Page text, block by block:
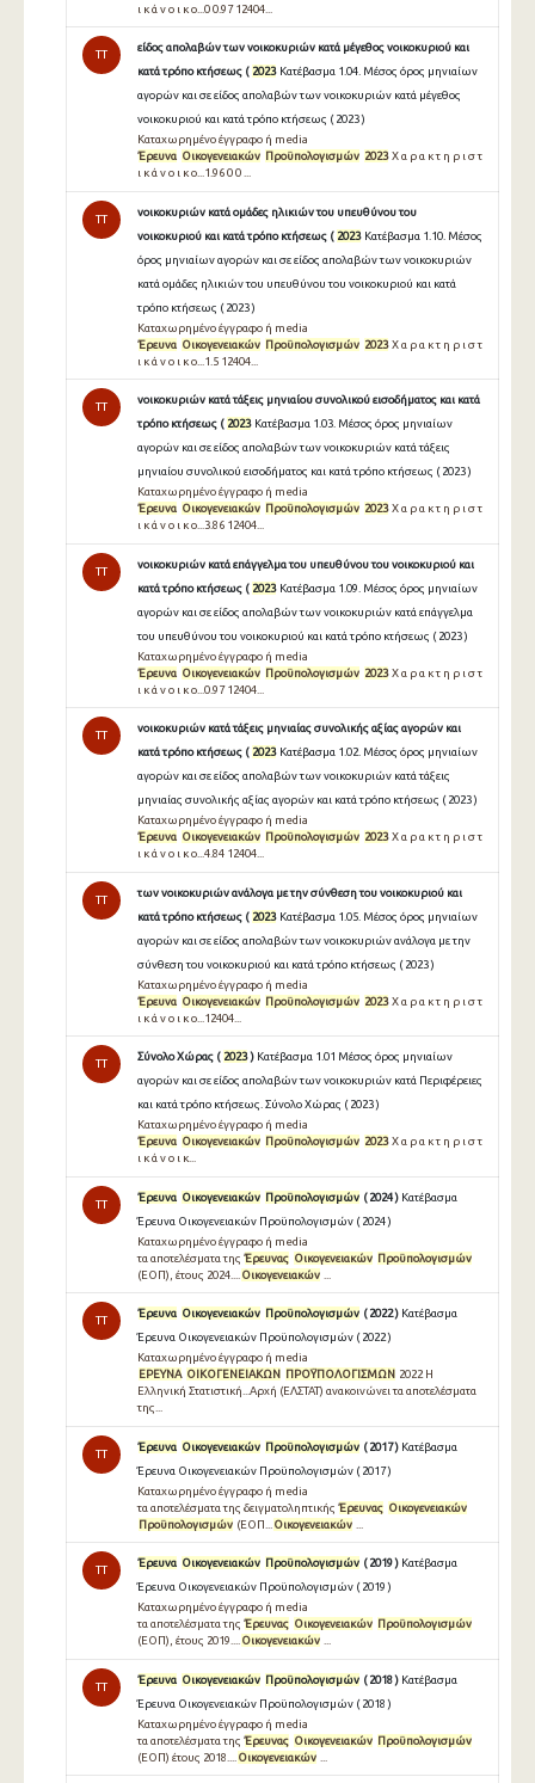
ι κ ά ν ο ι κ ο...0 0.97 12404...
TT
είδος απολαβών των νοικοκυριών κατά μέγεθος νοικοκυριού και
κατά τρόπο κτήσεως ( 2023 Κατέβασμα 1.04. Μέσος όρος μηνιαίων
αγορών και σε είδος απολαβών των νοικοκυριών κατά μέγεθος
νοικοκυριού και κατά τρόπο κτήσεως ( 2023 )
Καταχωρημένο έγγραφο ή media
Έρευνα Οικογενειακών Προϋπολογισμών 2023Χ α ρ α κ τ η ρ ι σ τ
ι κ ά ν ο ι κ ο...1.96 0 0 ...
TT
νοικοκυριών κατά ομάδες ηλικιών του υπευθύνου του
νοικοκυριού και κατά τρόπο κτήσεως ( 2023 Κατέβασμα 1.10. Μέσος
όρος μηνιαίων αγορών και σε είδος απολαβών των νοικοκυριών
κατά ομάδες ηλικιών του υπευθύνου του νοικοκυριού και κατά
τρόπο κτήσεως ( 2023 )
Καταχωρημένο έγγραφο ή media
Έρευνα Οικογενειακών Προϋπολογισμών 2023Χ α ρ α κ τ η ρ ι σ τ
ι κ ά ν ο ι κ ο...1.5 12404...
TT
νοικοκυριών κατά τάξεις μηνιαίου συνολικού εισοδήματος και κατά
τρόπο κτήσεως ( 2023 Κατέβασμα 1.03. Μέσος όρος μηνιαίων
αγορών και σε είδος απολαβών των νοικοκυριών κατά τάξεις
μηνιαίου συνολικού εισοδήματος και κατά τρόπο κτήσεως ( 2023 )
Καταχωρημένο έγγραφο ή media
Έρευνα Οικογενειακών Προϋπολογισμών 2023Χ α ρ α κ τ η ρ ι σ τ
ι κ ά ν ο ι κ ο...3.86 12404...
TT
νοικοκυριών κατά επάγγελμα του υπευθύνου του νοικοκυριού και
κατά τρόπο κτήσεως ( 2023 Κατέβασμα 1.09. Μέσος όρος μηνιαίων
αγορών και σε είδος απολαβών των νοικοκυριών κατά επάγγελμα
του υπευθύνου του νοικοκυριού και κατά τρόπο κτήσεως ( 2023 )
Καταχωρημένο έγγραφο ή media
Έρευνα Οικογενειακών Προϋπολογισμών 2023Χ α ρ α κ τ η ρ ι σ τ
ι κ ά ν ο ι κ ο...0.97 12404...
TT
νοικοκυριών κατά τάξεις μηνιαίας συνολικής αξίας αγορών και
κατά τρόπο κτήσεως ( 2023 Κατέβασμα 1.02. Μέσος όρος μηνιαίων
αγορών και σε είδος απολαβών των νοικοκυριών κατά τάξεις
μηνιαίας συνολικής αξίας αγορών και κατά τρόπο κτήσεως ( 2023 )
Καταχωρημένο έγγραφο ή media
Έρευνα Οικογενειακών Προϋπολογισμών 2023Χ α ρ α κ τ η ρ ι σ τ
ι κ ά ν ο ι κ ο...4.84 12404...
TT
των νοικοκυριών ανάλογα με την σύνθεση του νοικοκυριού και
κατά τρόπο κτήσεως ( 2023 Κατέβασμα 1.05. Μέσος όρος μηνιαίων
αγορών και σε είδος απολαβών των νοικοκυριών ανάλογα με την
σύνθεση του νοικοκυριού και κατά τρόπο κτήσεως ( 2023 )
Καταχωρημένο έγγραφο ή media
Έρευνα Οικογενειακών Προϋπολογισμών 2023Χ α ρ α κ τ η ρ ι σ τ
ι κ ά ν ο ι κ ο...12404...
TT
Σύνολο Χώρας ( 2023) Κατέβασμα 1.01 Μέσος όρος μηνιαίων
αγορών και σε είδος απολαβών των νοικοκυριών κατά Περιφέρειες
και κατά τρόπο κτήσεως. Σύνολο Χώρας ( 2023 )
Καταχωρημένο έγγραφο ή media
Έρευνα Οικογενειακών Προϋπολογισμών 2023Χ α ρ α κ τ η ρ ι σ τ
ι κ ά ν ο ι κ...
TT
Έρευνα Οικογενειακών Προϋπολογισμών ( 2024 ) Κατέβασμα
Έρευνα Οικογενειακών Προϋπολογισμών ( 2024 )
Καταχωρημένο έγγραφο ή media
τα αποτελέσματα της Έρευνας Οικογενειακών Προϋπολογισμών
(ΕΟΠ), έτους 2024....
Οικογενειακών
TT
Έρευνα Οικογενειακών Προϋπολογισμών ( 2022 ) Κατέβασμα
Έρευνα Οικογενειακών Προϋπολογισμών ( 2022 )
Καταχωρημένο έγγραφο ή media
ΕΡΕΥΝΑ ΟΙΚΟΓΕΝΕΙΑΚΩΝ ΠΡΟΫΠΟΛΟΓΙΣΜΩΝ 2022 Η
Ελληνική Στατιστική...Αρχή (ΕΛΣΤΑΤ) ανακοινώνει τα αποτελέσματα
της...
TT
Έρευνα Οικογενειακών Προϋπολογισμών ( 2017 ) Κατέβασμα
Έρευνα Οικογενειακών Προϋπολογισμών ( 2017 )
Καταχωρημένο έγγραφο ή media
τα αποτελέσματα της δειγματοληπτικής Έρευνας Οικογενειακών
Προϋπολογισμών (ΕΟΠ... Οικογενειακών
TT
Έρευνα Οικογενειακών Προϋπολογισμών ( 2019 ) Κατέβασμα
Έρευνα Οικογενειακών Προϋπολογισμών ( 2019 )
Καταχωρημένο έγγραφο ή media
τα αποτελέσματα της Έρευνας Οικογενειακών Προϋπολογισμών
(ΕΟΠ), έτους 2019.... Οικογενειακών ...
TT
Έρευνα Οικογενειακών Προϋπολογισμών ( 2018 ) Κατέβασμα
Έρευνα Οικογενειακών Προϋπολογισμών ( 2018 )
Καταχωρημένο έγγραφο ή media
τα αποτελέσματα της Έρευνας Οικογενειακών Προϋπολογισμών
(ΕΟΠ) έτους 2018....
Οικογενειακών